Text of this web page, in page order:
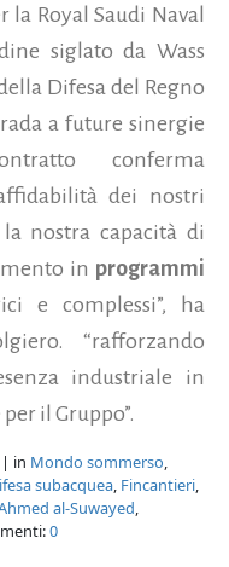
Royal Saudi Naval
siglato da Wass
Difesa del Regno
a future sinergie
conferma
dei nostri
nostra capacità di
in programmi
e complessi”, ha
“rafforzando
industriale in
il Gruppo”.
| in Mondo sommerso,
subacquea, Fincantieri,
al-Suwayed,
0